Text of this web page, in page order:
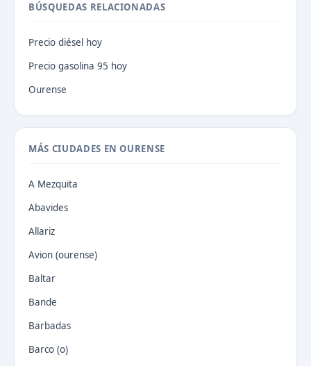
BÚSQUEDAS RELACIONADAS
Precio diésel hoy
Precio gasolina 95 hoy
Ourense
MÁS CIUDADES EN OURENSE
A Mezquita
Abavides
Allariz
Avion (ourense)
Baltar
Bande
Barbadas
Barco (o)